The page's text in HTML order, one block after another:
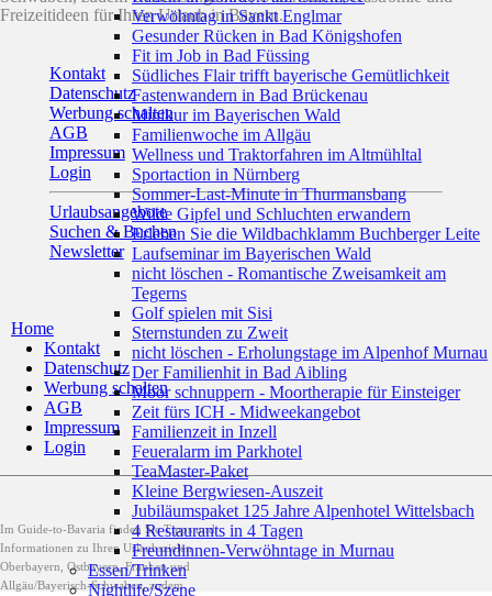
Freizeitideen für Ihren Urlaub in Bayern.
Kontakt
Datenschutz
Werbung schalten
AGB
Impressum
Login
Urlaubsangebote
Suchen & Buchen
Newsletter
Home
Kontakt
Datenschutz
Werbung schalten
AGB
Impressum
Login
Im Guide-to-Bavaria finden Sie Tipps und
Informationen zu Ihren Urlaubszielen
Oberbayern, Ostbayern, Franken und
Allgäu/Bayerisch-Schwaben, zudem
Verwöhntag in Sankt Englmar
Gesunder Rücken in Bad Königshofen
Fit im Job in Bad Füssing
Südliches Flair trifft bayerische Gemütlichkeit
Fastenwandern in Bad Brückenau
Minikur im Bayerischen Wald
Familienwoche im Allgäu
Wellness und Traktorfahren im Altmühltal
Sportaction in Nürnberg
Sommer-Last-Minute in Thurmansbang
Wilde Gipfel und Schluchten erwandern
Erleben Sie die Wildbachklamm Buchberger Leite
Laufseminar im Bayerischen Wald
nicht löschen - Romantische Zweisamkeit am
Tegerns
Golf spielen mit Sisi
Sternstunden zu Zweit
nicht löschen - Erholungstage im Alpenhof Murnau
Der Familienhit in Bad Aibling
Moor schnuppern - Moortherapie für Einsteiger
Zeit fürs ICH - Midweekangebot
Familienzeit in Inzell
Feueralarm im Parkhotel
TeaMaster-Paket
Kleine Bergwiesen-Auszeit
Jubiläumspaket 125 Jahre Alpenhotel Wittelsbach
4 Restaurants in 4 Tagen
Freundinnen-Verwöhntage in Murnau
Essen/Trinken
Nightlife/Szene